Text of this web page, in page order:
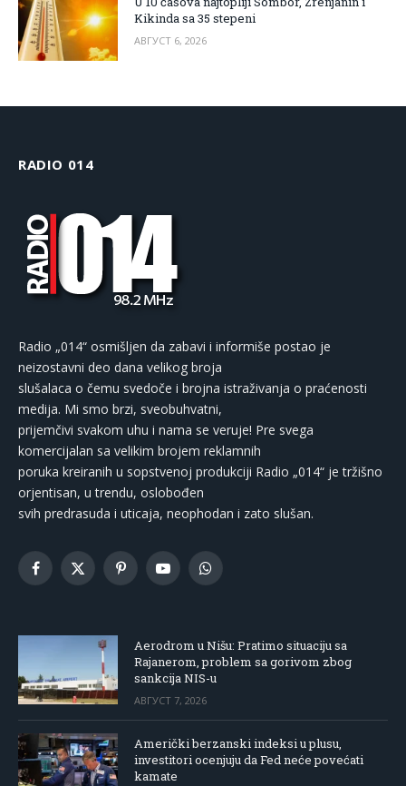
Kikinda sa 35 stepeni
АВГУСТ 6, 2026
RADIO 014
Radio „014“ osmišljen da zabavi i informiše postao je
neizostavni deo dana velikog broja
slušalaca o čemu svedoče i brojna istraživanja o praćenosti
medija. Mi smo brzi, sveobuhvatni,
prijemčivi svakom uhu i nama se veruje! Pre svega
komercijalan sa velikim brojem reklamnih
poruka kreiranih u sopstvenoj produkciji Radio „014“ je tržišno
orjentisan, u trendu, oslobođen
svih predrasuda i uticaja, neophodan i zato slušan.
Facebook
X
PinterestYouTubeWhatsApp
Aerodrom u Nišu: Pratimo situaciju sa
Rajanerom, problem sa gorivom zbog
sankcija NIS-u
АВГУСТ 7, 2026
Američki berzanski indeksi u plusu,
investitori ocenjuju da Fed neće povećati
kamate